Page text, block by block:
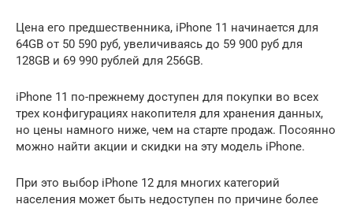
Цена его предшественника, iPhone 11 начинается для
64GB от 50 590 руб, увеличиваясь до 59 900 руб для
128GB и 69 990 рублей для 256GB.
iPhone 11 по-прежнему доступен для покупки во всех
трех конфигурациях накопителя для хранения данных,
но цены намного ниже, чем на старте продаж. Посоянно
можно найти акции и скидки на эту модель iPhone.
При это выбор iPhone 12 для многих категорий
населения может быть недоступен по причине более